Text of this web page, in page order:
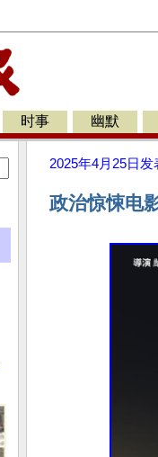
时事 幽默
2025年4月25日 发
政治惊悚电